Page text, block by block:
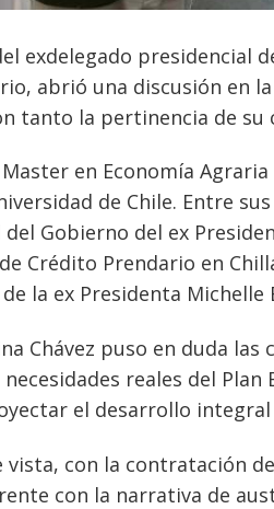
exdelegado presidencial
abrió una discusión en
tanto la pertinencia de
en Economía
de Chile. Entre
Gobierno del ex
Crédito Prendario en
la ex Presidenta Michelle
Chávez puso en duda las
reales del
el desarrollo
vista, con la contratación
con la narrativa de